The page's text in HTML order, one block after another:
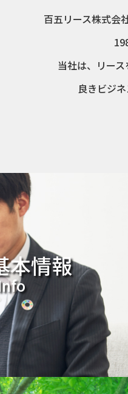
百五リース株式会
当社は、リー
良きビジ
本情報